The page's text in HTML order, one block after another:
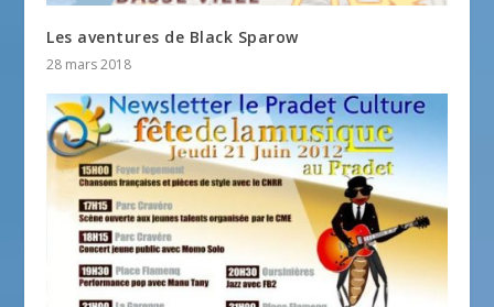
Les aventures de Black Sparow
28 mars 2018